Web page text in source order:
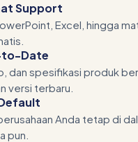
Support
Excel, hingga
to-Date
dan spesifikasi produk
versi terbaru.
Anda tetap di
pun.